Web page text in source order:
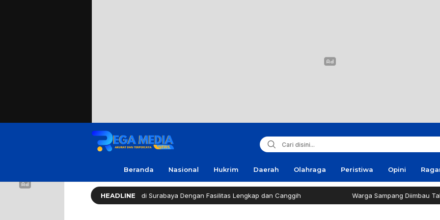
Beranda Nasional Hukrim Daerah Olahraga Peristiwa Opini
HEADLINE
Long Life (HLL) Kini Hadir di Surabaya Dengan Fasilitas Lengkap dan Canggih Warga Sampang Diimbau Tak Bakar